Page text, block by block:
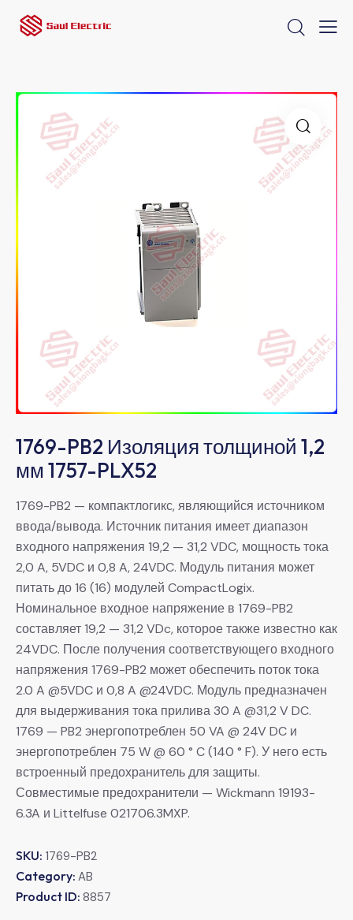
1769-PB2 Изоляция толщиной 1,2
мм 1757-PLX52
1769-PB2 — компактлогикс, являющийся источником
ввода/вывода. Источник питания имеет диапазон
входного напряжения 19,2 — 31,2 VDC, мощность тока
2,0 A, 5VDC и 0,8 A, 24VDC. Модуль питания может
питать до 16 (16) модулей CompactLogix.
Номинальное входное напряжение в 1769-PB2
составляет 19,2 — 31,2 VDc, которое также известно как
24VDC. После получения соответствующего входного
напряжения 1769-PB2 может обеспечить поток тока
2.0 A @5VDC и 0,8 A @24VDC. Модуль предназначен
для выдерживания тока прилива 30 A @31,2 V DC.
1769 — PB2 энергопотреблен 50 VA @ 24V DC и
энергопотреблен 75 W @ 60 ° C (140 ° F). У него есть
встроенный предохранитель для защиты.
Совместимые предохранители — Wickmann 19193-
6.3A и Littelfuse 021706.3MXP.
SKU: 1769-PB2
Category: AB
Product ID: 8857